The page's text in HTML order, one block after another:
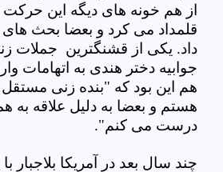
از هم خونه های دیگه این
قلمداد می کرد و بعضا بحث
داد. یکی از قشنگترین جملات
جوابیه دختر هندی به اتهامات
هم این بود که "بنده زنی
هستم و بعضا به دلیل علاقه به
درست می کنم".
چند سال بعد در آمریکا بلاجبار